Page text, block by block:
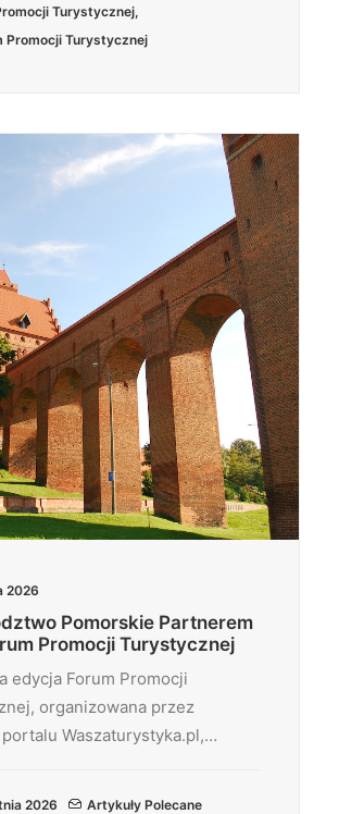
Turystycznej,
Promocji Turystycznej
2026
Pomorskie Partnerem
Promocji Turystycznej
edycja Forum Promocji
organizowana przez
Waszaturystyka.pl,…
2026
Artykuły Polecane